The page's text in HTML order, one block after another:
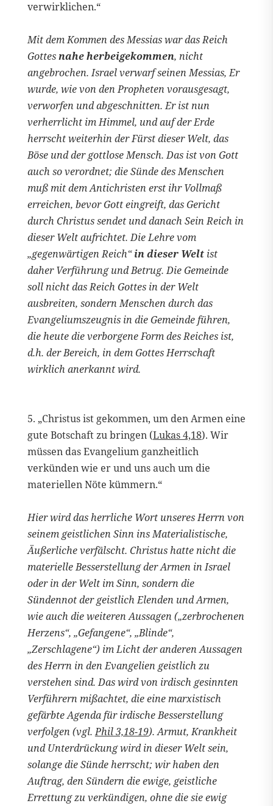
verwirklichen.“
Mit dem Kommen des Messias war das Reich
Gottesnahe herbeigekommen, nicht
angebrochen. Israel verwarf seinen Messias, Er
wurde, wie von den Propheten vorausgesagt,
verworfen und abgeschnitten. Er ist nun
verherrlicht im Himmel, und auf der Erde
herrscht weiterhin der Fürst dieser Welt, das
Böse und der gottlose Mensch. Das ist von Gott
auch so verordnet; die Sünde des Menschen
muß mit dem Antichristen erst ihr Vollmaß
erreichen, bevor Gott eingreift, das Gericht
durch Christus sendet und danach Sein Reich in
dieser Welt aufrichtet. Die Lehre vom
„gegenwärtigen Reich“in dieser Welt ist
daher Verführung und Betrug. Die Gemeinde
soll nicht das Reich Gottes in der Welt
ausbreiten, sondern Menschen durch das
Evangeliumszeugnis in die Gemeinde führen,
die heute die verborgene Form des Reiches ist,
d.h. der Bereich, in dem Gottes Herrschaft
wirklich anerkannt wird.
5. „Christus ist gekommen, um den Armen eine
gute Botschaft zu bringen (Lukas 4,18). Wir
müssen das Evangelium ganzheitlich
verkünden wie er und uns auch um die
materiellen Nöte kümmern.“
Hier wird das herrliche Wort unseres Herrn von
seinem geistlichen Sinn ins Materialistische,
Äußerliche verfälscht. Christus hatte nicht die
materielle Besserstellung der Armen in Israel
oder in der Welt im Sinn, sondern die
Sündennot der geistlich Elenden und Armen,
wie auch die weiteren Aussagen („zerbrochenen
Herzens“, „Gefangene“, „Blinde“,
„Zerschlagene“) im Licht der anderen Aussagen
des Herrn in den Evangelien geistlich zu
verstehen sind. Das wird von irdisch gesinnten
Verführern mißachtet, die eine marxistisch
gefärbte Agenda für irdische Besserstellung
verfolgen (vgl.Phil 3,18-19). Armut, Krankheit
und Unterdrückung wird in dieser Welt sein,
solange die Sünde herrscht; wir haben den
Auftrag, den Sündern die ewige, geistliche
Errettung zu verkündigen, ohne die sie ewig